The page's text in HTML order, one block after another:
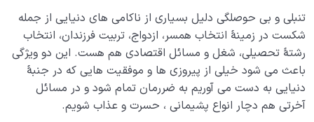
تنبلی و بی حوصلگی دلیل بسیاری از ناکامی های دنیایی از جمله
شکست در زمینۀ انتخاب همسر، ازدواج، تربیت فرزندان، انتخاب
رشتۀ تحصیلی، شغل و مسائل اقتصادی هم هست. این دو ویژگی
باعث می شود خیلی از پیروزی ها و موفقیت هایی که در جنبۀ
دنیایی به دست می آوریم به ضررمان تمام شود و در مسائل
آخرتی هم دچار انواع پشیمانی ، حسرت و عذاب شویم.